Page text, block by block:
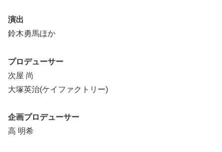
演出
鈴木勇馬ほか
プロデューサー
次屋 尚
大塚英治(ケイファクトリー)
企画プロデューサー
高 明希